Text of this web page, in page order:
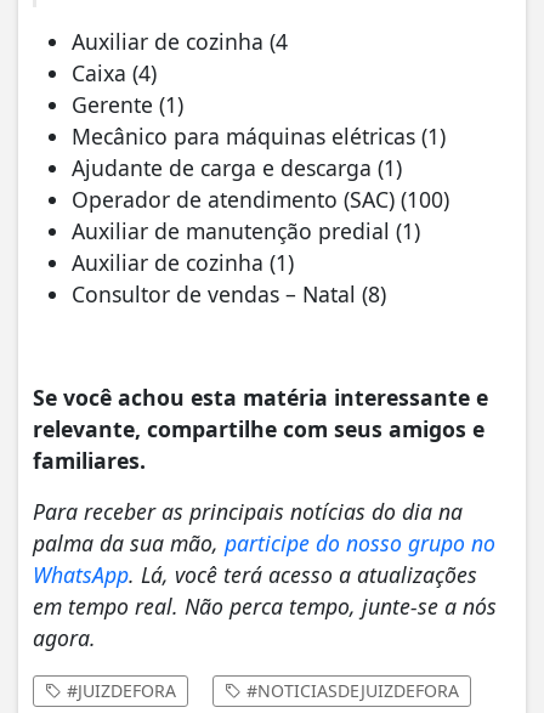
Auxiliar de cozinha (4
Caixa (4)
Gerente (1)
Mecânico para máquinas elétricas (1)
Ajudante de carga e descarga (1)
Operador de atendimento (SAC) (100)
Auxiliar de manutenção predial (1)
Auxiliar de cozinha (1)
Consultor de vendas – Natal (8)
Se você achou esta matéria interessante e
relevante, compartilhe com seus amigos e
familiares.
Para receber as principais notícias do dia na
palma da sua mão, participe do nosso grupo no
WhatsApp. Lá, você terá acesso a atualizações
em tempo real. Não perca tempo, junte-se a nós
agora.
#JUIZDEFORA #NOTICIASDEJUIZDEFORA